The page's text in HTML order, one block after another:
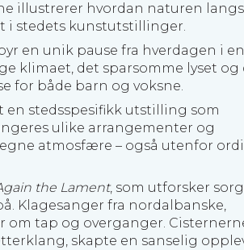
illustrerer hvordan naturen
i stedets kunstutstillinger.
en unik pause fra hverdagen i en
klimaet, det sparsomme lyset og
for både barn og voksne.
stedsspesifikk utstilling som
ulike arrangementer og
atmosfære – også utenfor
the Lament, som utforsker
Klagesanger fra nordalbanske,
om tap og overganger.
skapte en sanselig